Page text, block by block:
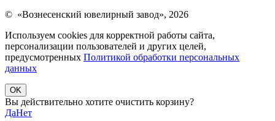
© «Вознесенский ювелирный завод», 2026
Используем cookies для корректной работы сайта,
персонализации пользователей и других целей,
предусмотренных Политикой обработки персональных
данных
OK
Вы действительно хотите очистить корзину?
ДаНет